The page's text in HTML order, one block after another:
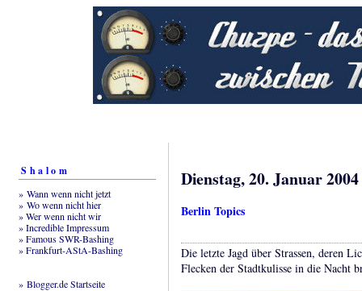
Shalom
» Wann wenn nicht jetzt
» Wo wenn nicht hier
» Wer wenn nicht wir
» Incredible Impressum
» Famous SWR-Bashing
» Frankfurt-AStA-Bashing
» Blogger.de Startseite
Dienstag, 20. Januar 2004
Berlin Topics
Die letzte Jagd über Strassen, deren
Flecken der Stadtkulisse in die Nacht